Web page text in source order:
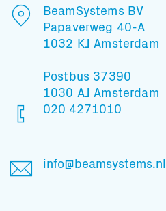
BeamSystems BV
Papaverweg 40-A
1032 KJ Amsterdam
Postbus 37390
1030 AJ Amsterdam
020 4271010
info@beamsystems.nl